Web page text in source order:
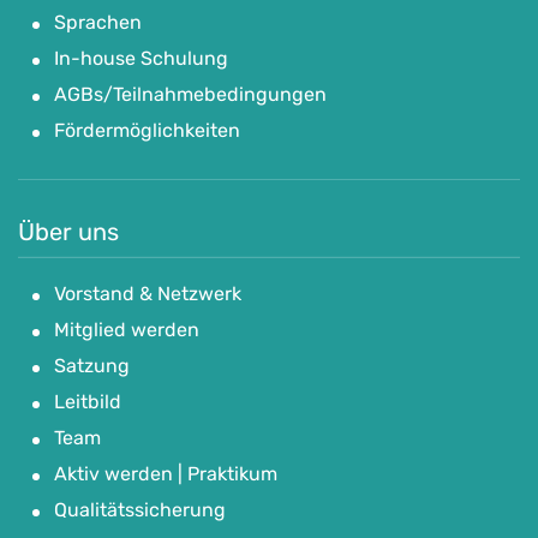
Sprachen
In-house Schulung
AGBs/Teilnahmebedingungen
Fördermöglichkeiten
Über uns
Vorstand & Netzwerk
Mitglied werden
Satzung
Leitbild
Team
Aktiv werden | Praktikum
Qualitätssicherung